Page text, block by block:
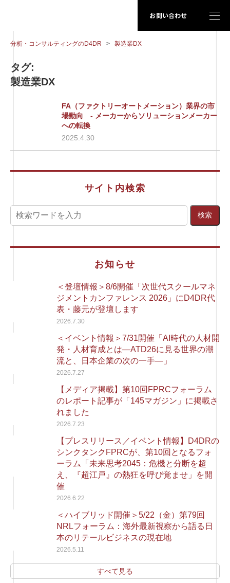
お問い合わせ
分析・コンサルティングのD4DR > 製造業DX
タグ:
製造業DX
FA（ファクトリーオートメーション）業界の市
場動向 - メーカーからソリューションメーカー
への転換
2025.4.30
サイト内検索
お知らせ
＜登壇情報＞8/6開催「次世代スクールマネ
ジメントカンファレンス 2026」にD4DR代
表・藤元が登壇します
2026.7.30
＜イベント情報＞7/31開催「AI時代の人材開
発・人材育成とは―ATD26に見る世界の潮
流と、日本企業の次の一手―」
2026.7.27
【メディア掲載】第10回FPRCフォーラム
のレポート記事が「145マガジン」に掲載さ
れました
2026.7.23
【プレスリリース／イベント情報】D4DRの
シンクタンクFPRCが、第10回となるフォ
ーラム「未来思考2045：危機と分断を超
え、『超江戸』の熱狂を呼び覚ませ」を開
催
2026.6.22
＜ハイブリッド開催＞5/22（金）第79回
NRLフォーラム：海外最新視察から語る日
本のリテールビジネスの現在地
2026.5.11
すべて見る